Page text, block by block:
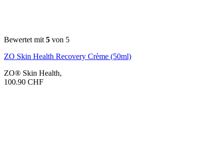
Bewertet mit 5 von 5
ZO Skin Health Recovery Crème (50ml)
ZO® Skin Health,
100.90 CHF